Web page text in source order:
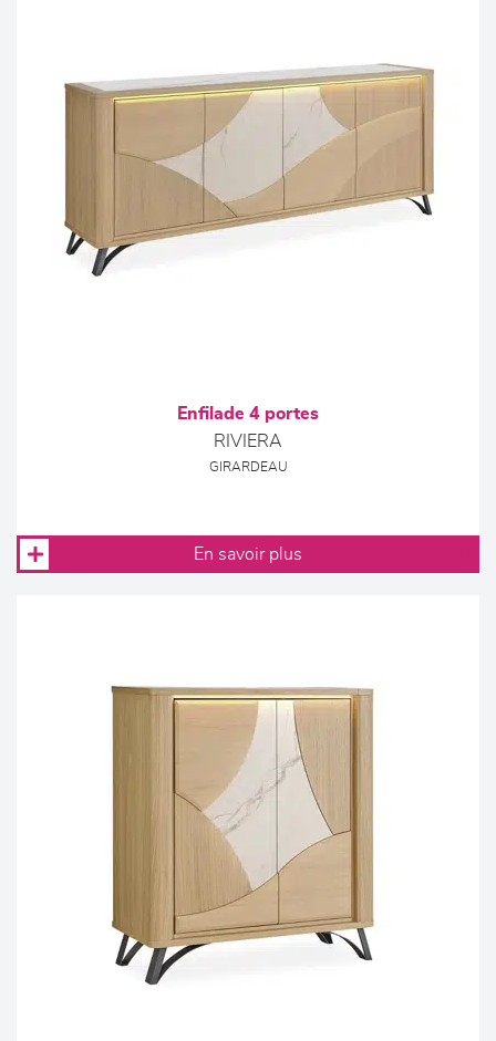
Enfilade 4 portes
RIVIERA
GIRARDEAU
En savoir plus